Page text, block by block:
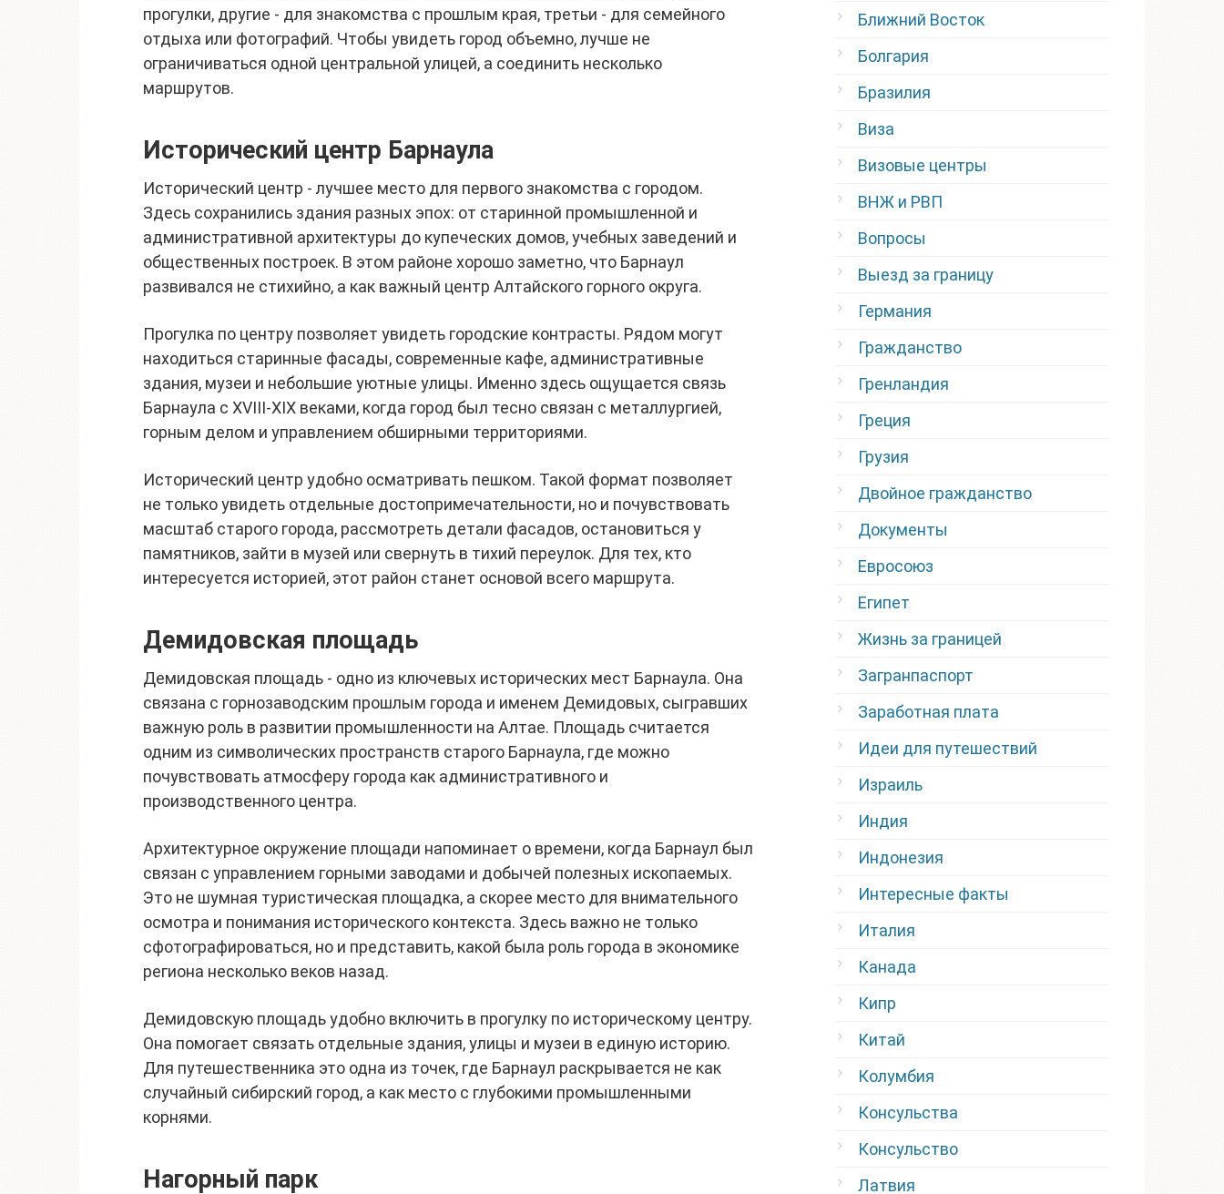
прогулки, другие - для знакомства с прошлым края, третьи - для семейного
отдыха или фотографий. Чтобы увидеть город объемно, лучше не
ограничиваться одной центральной улицей, а соединить несколько
маршрутов.
Исторический центр Барнаула
Исторический центр - лучшее место для первого знакомства с городом.
Здесь сохранились здания разных эпох: от старинной промышленной и
административной архитектуры до купеческих домов, учебных заведений и
общественных построек. В этом районе хорошо заметно, что Барнаул
развивался не стихийно, а как важный центр Алтайского горного округа.
Прогулка по центру позволяет увидеть городские контрасты. Рядом могут
находиться старинные фасады, современные кафе, административные
здания, музеи и небольшие уютные улицы. Именно здесь ощущается связь
Барнаула с XVIII-XIX веками, когда город был тесно связан с металлургией,
горным делом и управлением обширными территориями.
Исторический центр удобно осматривать пешком. Такой формат позволяет
не только увидеть отдельные достопримечательности, но и почувствовать
масштаб старого города, рассмотреть детали фасадов, остановиться у
памятников, зайти в музей или свернуть в тихий переулок. Для тех, кто
интересуется историей, этот район станет основой всего маршрута.
Демидовская площадь
Демидовская площадь - одно из ключевых исторических мест Барнаула. Она
связана с горнозаводским прошлым города и именем Демидовых, сыгравших
важную роль в развитии промышленности на Алтае. Площадь считается
одним из символических пространств старого Барнаула, где можно
почувствовать атмосферу города как административного и
производственного центра.
Архитектурное окружение площади напоминает о времени, когда Барнаул был
связан с управлением горными заводами и добычей полезных ископаемых.
Это не шумная туристическая площадка, а скорее место для внимательного
осмотра и понимания исторического контекста. Здесь важно не только
сфотографироваться, но и представить, какой была роль города в экономике
региона несколько веков назад.
Демидовскую площадь удобно включить в прогулку по историческому центру.
Она помогает связать отдельные здания, улицы и музеи в единую историю.
Для путешественника это одна из точек, где Барнаул раскрывается не как
случайный сибирский город, а как место с глубокими промышленными
корнями.
Нагорный парк
Ближний Восток
Болгария
Бразилия
Виза
Визовые центры
ВНЖ и РВП
Вопросы
Выезд за границу
Германия
Гражданство
Гренландия
Греция
Грузия
Двойное гражданство
Документы
Евросоюз
Египет
Жизнь за границей
Загранпаспорт
Заработная плата
Идеи для путешествий
Израиль
Индия
Индонезия
Интересные факты
Италия
Канада
Кипр
Китай
Колумбия
Консульства
Консульство
Латвия